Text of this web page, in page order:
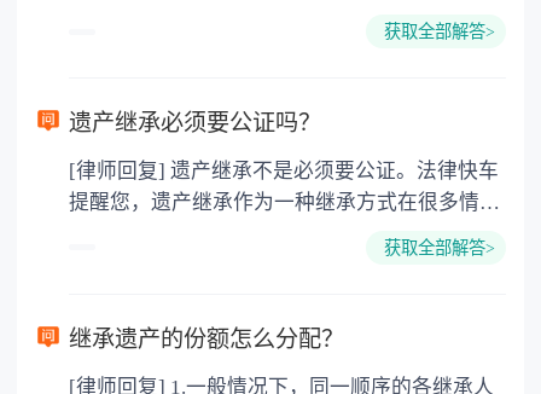
所得税、契税和公证费。赠与过户是没有增值税
要缴纳公证费，具体如下： 1. 公证费：按房
3. 印花税：按房屋评估价的0.05%缴纳 4. 土
地增值税：按房价1%缴纳 5. 房屋产权登记费：
获取全部解答>
遗产继承必须要公证吗？
[律师回复] 遗产继承不是必须要公证。法律快车
提醒您，遗产继承作为一种继承方式在很多情况
下都是不需要公证的，当然，如果需要公正的也
以防对财产继承发生纠纷，可以对遗产继承进行
获取全部解答>
继承遗产的份额怎么分配？
[律师回复] 1.一般情况下，同一顺序的各继承人